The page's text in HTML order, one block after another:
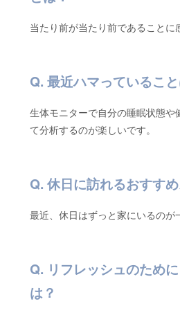
当たり前が当たり前であることに
最近ハマっているこ
生体モニターで自分の睡眠状態や
て分析するのが楽しいです。
休日に訪れるおすす
最近、休日はずっと家にいるのが
リフレッシュのため
は？